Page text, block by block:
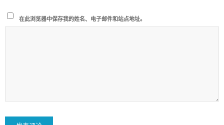
在此浏览器中保存我的姓名、电子邮件和站点地址。